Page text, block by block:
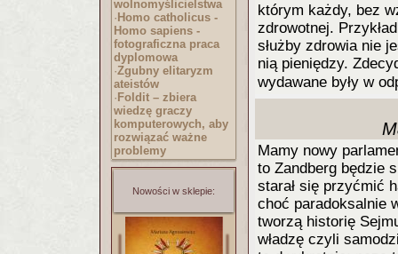
wolnomyślicielstwa
· Homo catholicus -
Homo sapiens -
fotograficzna praca
dyplomowa
·Zgubny elitaryzm
ateistów
· Foldit – zbiera
wiedzę graczy
komputerowych, aby
rozwiązać ważne
problemy
Nowości w sklepie:
którym każdy, bez
zdrowotnej.
służby zdrowia nie
nią pieniędzy.
wydawane były w
Mamy nowy
to Zandberg będzie
starał się przyćmić
choć paradoksalnie
tworzą historię
władzę czyli